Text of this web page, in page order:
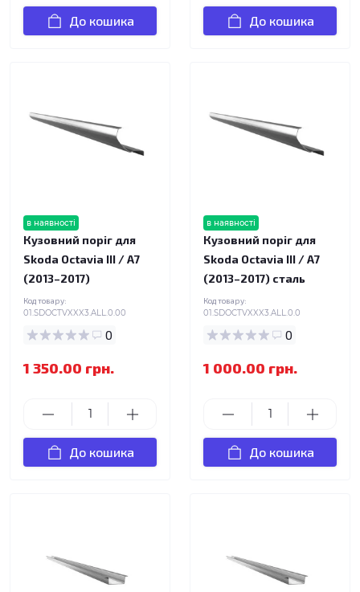
До кошика До кошика
в наявності
Кузовний поріг для
Skoda Octavia III / A7
(2013–2017)
Код товару:
01.SDOCTVXXX3.ALL.0.00
0
1 350.00 грн.
До кошика
в наявності
Кузовний поріг для
Skoda Octavia III / A7
(2013–2017) сталь
Код товару:
01.SDOCTVXXX3.ALL.0.0
0
1 000.00 грн.
До кошика